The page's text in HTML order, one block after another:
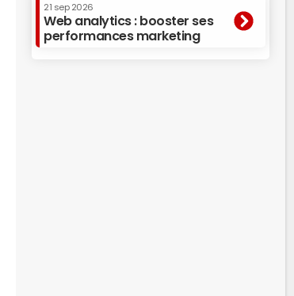
21 sep 2026
Web analytics : booster ses
performances marketing